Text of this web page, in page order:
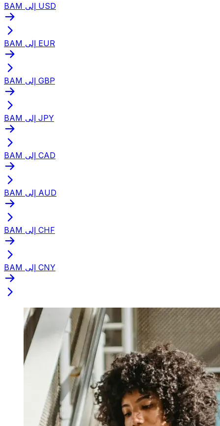
BAM إلى USD
BAM إلى EUR
BAM إلى GBP
BAM إلى JPY
BAM إلى CAD
BAM إلى AUD
BAM إلى CHF
BAM إلى CNY